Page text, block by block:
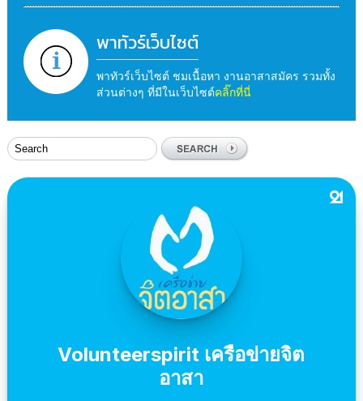
พาทัวร์เว็บไซต์
พาทัวร์เว็บไซต์ ชมเนื้อหา งานอาสาสมัคร รวมทั้ง
ส่วนต่างๆ ที่มีในเว็บไซต์คลิ๊กที่นี่